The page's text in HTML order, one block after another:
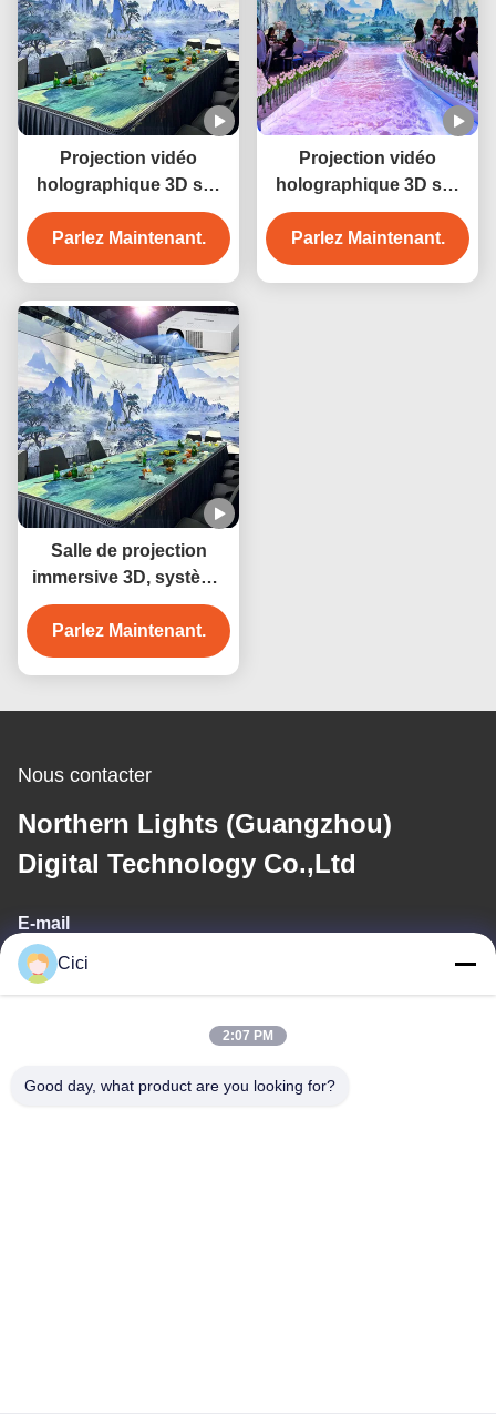
Projection vidéo
holographique 3D sur
mur et sol, projecteur
immersif à 360°, œuvre
d'art, salle à manger,
Parlez Maintenant.
Projection vidéo
holographique 3D sur
mur et sol, projecteur
immersif à 360°, œuvre
d'art, salle à manger,
Parlez Maintenant.
Salle de projection
immersive 3D, système
de cartographie
interactive, projecteur
holographique,
sol à 360 degrés, salle
Parlez Maintenant.
Nous contacter
Northern Lights (Guangzhou)
Digital Technology Co.,Ltd
E-mail
sales03@bjgprojection.com
Adresse
Cici
2:07 PM
Good day, what product are you looking for?